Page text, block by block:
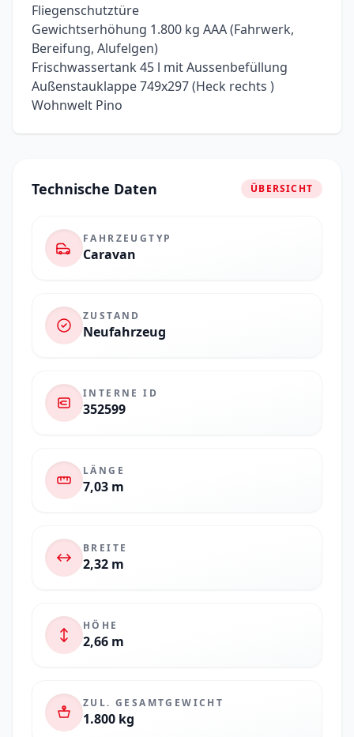
Fliegenschutztüre
Gewichtserhöhung 1.800 kg AAA (Fahrwerk,
Bereifung, Alufelgen)
Frischwassertank 45 l mit Aussenbefüllung
Außenstauklappe 749x297 (Heck rechts )
Wohnwelt Pino
Technische Daten ÜBERSICHT
FAHRZEUGTYP
Caravan
ZUSTAND
Neufahrzeug
INTERNE ID
352599
LÄNGE
7,03 m
BREITE
2,32 m
HÖHE
2,66 m
ZUL. GESAMTGEWICHT
1.800 kg